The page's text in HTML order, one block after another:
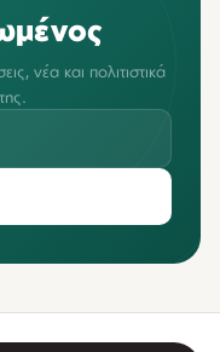
νέα και πολιτιστικά